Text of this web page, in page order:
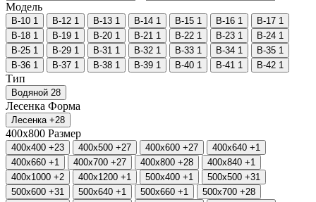
Модель
В-10 1 В-12 1 В-13 1 В-14 1 В-15 1 В-16 1 В-17 1
В-18 1 В-19 1 В-20 1 В-21 1 В-22 1 В-23 1 В-24 1
В-25 1 В-29 1 В-31 1 В-32 1 В-33 1 В-34 1 В-35 1
В-36 1 В-37 1 В-38 1 В-39 1 В-40 1 В-41 1 В-42 1
Тип
Водяной 28
Лесенка Форма
Лесенка +28
400х800 Размер
400х400 +23 400х500 +27 400х600 +27 400х640 +1
400х660 +1 400х700 +27 400х800 +28 400х840 +1
400х1000 +2 400х1200 +1 500х400 +1 500х500 +31
500х600 +31 500х640 +1 500х660 +1 500х700 +28